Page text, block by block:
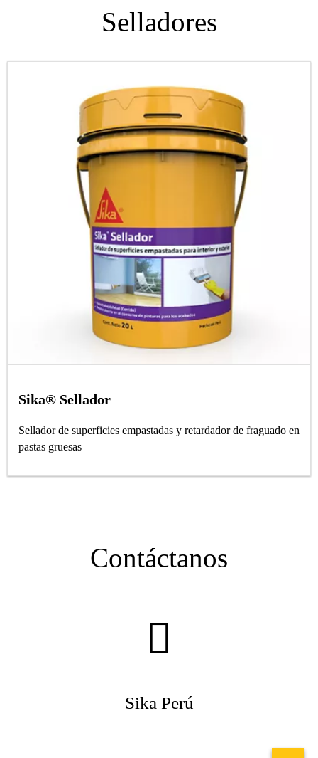
Selladores
Sika® Sellador
Sellador de superficies empastadas y retardador de fraguado en
pastas gruesas
Contáctanos
Sika Perú